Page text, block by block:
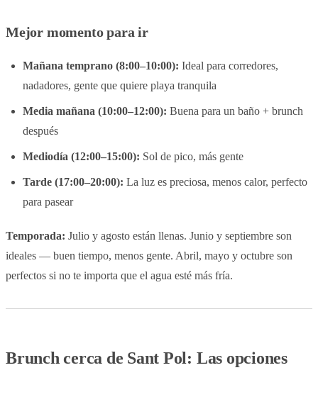
Mejor momento para ir
Mañana temprano (8:00–10:00): Ideal para corredores,
nadadores, gente que quiere playa tranquila
Media mañana (10:00–12:00): Buena para un baño + brunch
después
Mediodía (12:00–15:00): Sol de pico, más gente
Tarde (17:00–20:00): La luz es preciosa, menos calor, perfecto
para pasear
Temporada: Julio y agosto están llenas. Junio y septiembre son
ideales — buen tiempo, menos gente. Abril, mayo y octubre son
perfectos si no te importa que el agua esté más fría.
Brunch cerca de Sant Pol: Las opciones